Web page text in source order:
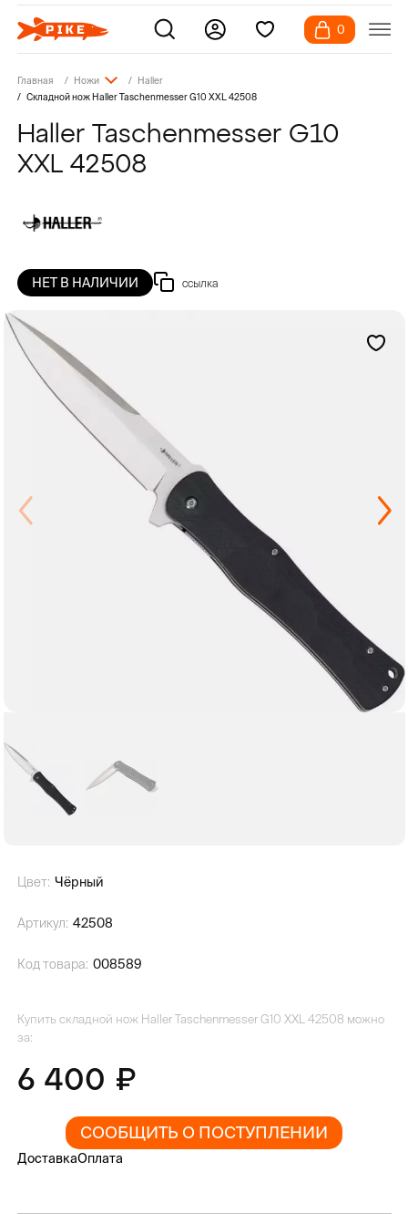
0
Главная Ножи
Haller
Складной нож Haller Taschenmesser G10 XXL 42508
Haller Taschenmesser G10
XXL 42508
НЕТ В НАЛИЧИИ ссылка
Цвет: Чёрный
Артикул: 42508
Код товара: 008589
Купить складной нож Haller Taschenmesser G10 XXL 42508 можно
за:
6 400
СООБЩИТЬ О ПОСТУПЛЕНИИ
ДоставкаОплата